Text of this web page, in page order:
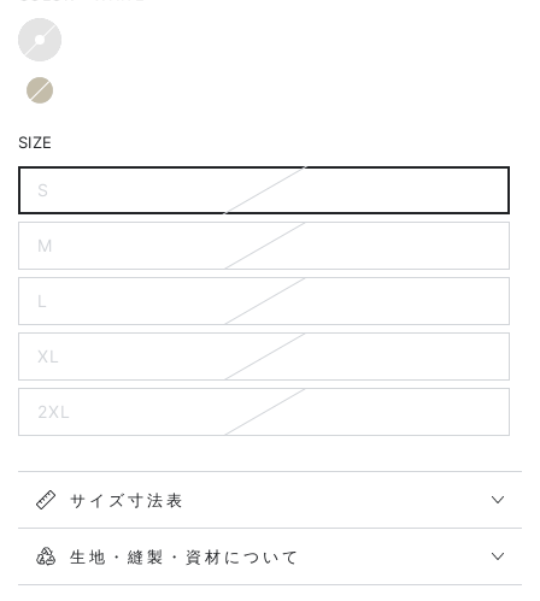
SIZE
S
M
L
XL
2XL
サイズ寸法表
生地・縫製・資材について